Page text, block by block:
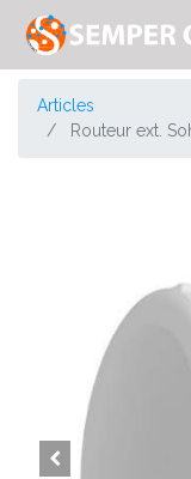
Articles
Routeur ext.